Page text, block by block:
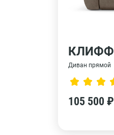
КЛИФФ
Диван прямой
105 500 ₽